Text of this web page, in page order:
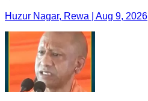
Huzur Nagar, Rewa | Aug 9, 2026